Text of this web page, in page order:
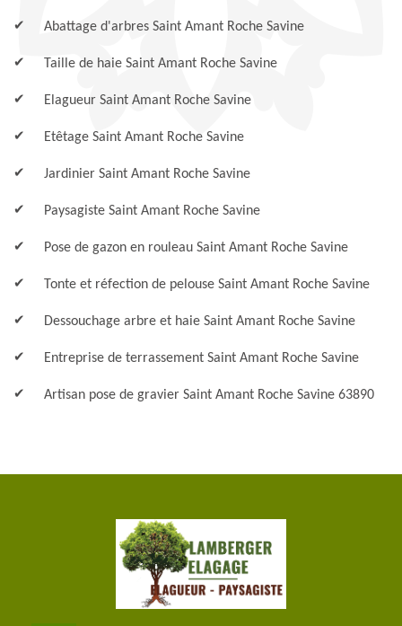
Abattage d'arbres Saint Amant Roche Savine
Taille de haie Saint Amant Roche Savine
Elagueur Saint Amant Roche Savine
Etêtage Saint Amant Roche Savine
Jardinier Saint Amant Roche Savine
Paysagiste Saint Amant Roche Savine
Pose de gazon en rouleau Saint Amant Roche Savine
Tonte et réfection de pelouse Saint Amant Roche Savine
Dessouchage arbre et haie Saint Amant Roche Savine
Entreprise de terrassement Saint Amant Roche Savine
Artisan pose de gravier Saint Amant Roche Savine 63890